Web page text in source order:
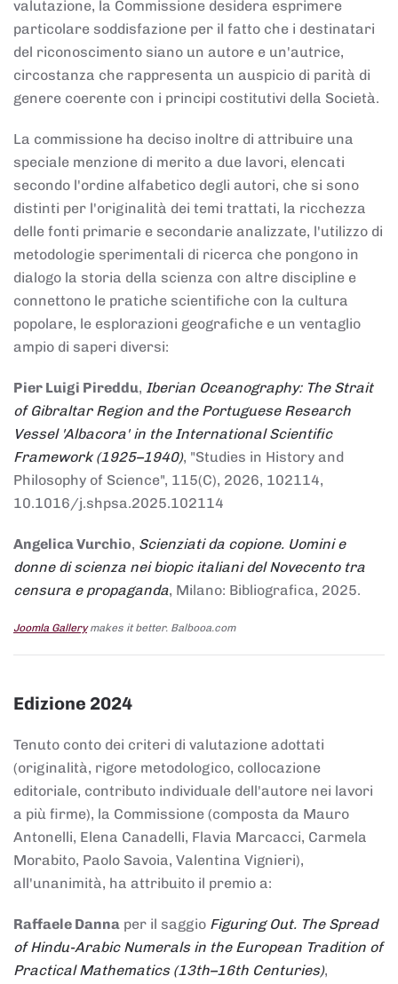
valutazione, la Commissione desidera esprimere
particolare soddisfazione per il fatto che i destinatari
del riconoscimento siano un autore e un'autrice,
circostanza che rappresenta un auspicio di parità di
genere coerente con i principi costitutivi della Società.
La commissione ha deciso inoltre di attribuire una
speciale menzione di merito a due lavori, elencati
secondo l'ordine alfabetico degli autori, che si sono
distinti per l'originalità dei temi trattati, la ricchezza
delle fonti primarie e secondarie analizzate, l'utilizzo di
metodologie sperimentali di ricerca che pongono in
dialogo la storia della scienza con altre discipline e
connettono le pratiche scientifiche con la cultura
popolare, le esplorazioni geografiche e un ventaglio
ampio di saperi diversi:
Pier Luigi Pireddu, Iberian Oceanography: The Strait
of Gibraltar Region and the Portuguese Research
Vessel 'Albacora' in the International Scientific
Framework (1925–1940), "Studies in History and
Philosophy of Science", 115(C), 2026, 102114,
10.1016/j.shpsa.2025.102114
Angelica Vurchio, Scienziati da copione. Uomini e
donne di scienza nei biopic italiani del Novecento tra
censura e propaganda, Milano: Bibliografica, 2025.
Joomla Gallerymakes it better. Balbooa.com
Edizione 2024
Tenuto conto dei criteri di valutazione adottati
(originalità, rigore metodologico, collocazione
editoriale, contributo individuale dell'autore nei lavori
a più firme), la Commissione (composta da Mauro
Antonelli, Elena Canadelli, Flavia Marcacci, Carmela
Morabito, Paolo Savoia, Valentina Vignieri),
all'unanimità, ha attribuito il premio a:
Raffaele Danna per il saggio Figuring Out. The Spread
of Hindu-Arabic Numerals in the European Tradition of
Practical Mathematics (13th–16th Centuries),